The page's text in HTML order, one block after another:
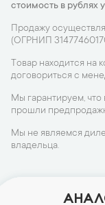
стоимость в рублях
Продажу
(ОГРНИП
Товар находится на
договориться с
Мы гарантируем,
прошли
Мы не являемся
владельца.